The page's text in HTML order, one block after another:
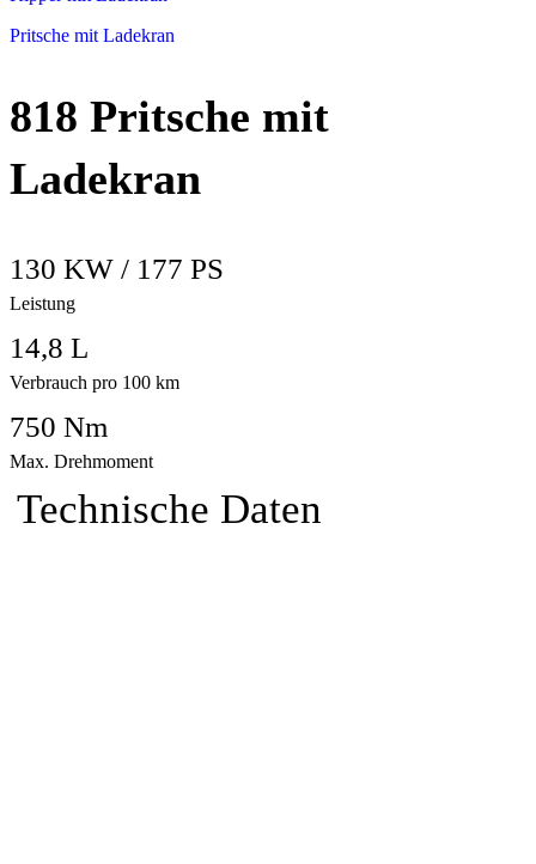
Pritsche mit Ladekran
818 Pritsche mit
Ladekran
130 KW / 177 PS
Leistung
14,8 L
Verbrauch pro 100 km
750 Nm
Max. Drehmoment
Technische Daten